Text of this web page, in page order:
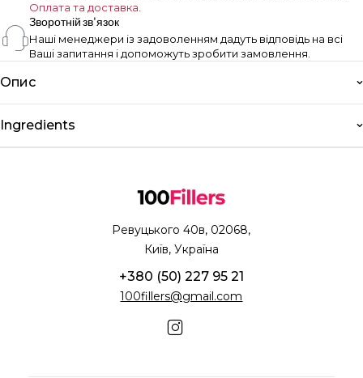
Оплата та доставка.
Зворотній зв'язок
Наші менеджери із задоволенням дадуть відповідь на всі
Ваші запитання і допоможуть зробити замовлення.
Опис
Ingredients
Ревуцького 40в, 02068,
Київ, Україна
+380 (50) 227 95 21
100fillers@gmail.com